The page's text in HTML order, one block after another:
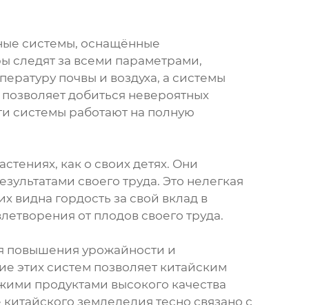
системы, оснащённые
следят за всеми параметрами,
почвы и воздуха, а системы
добиться невероятных
системы работают на полную
как о своих детях. Они
своего труда. Это нелегкая
видна гордость за свой вклад в
от плодов своего труда.
повышения урожайности и
этих систем позволяет китайским
продуктами высокого качества
земледелия тесно связано с